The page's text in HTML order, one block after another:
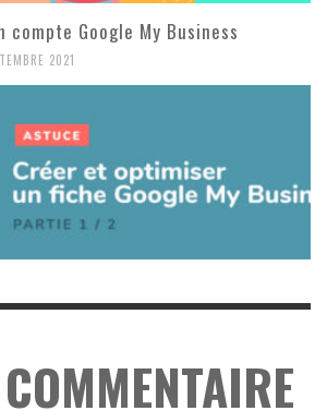
compte Google My Business
2021